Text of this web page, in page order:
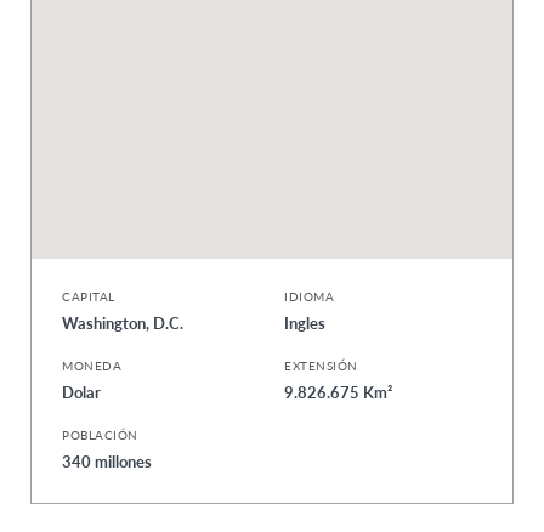
CAPITAL
Washington, D.C.
IDIOMA
Ingles
MONEDA
Dolar
EXTENSIÓN
9.826.675 Km²
POBLACIÓN
340 millones